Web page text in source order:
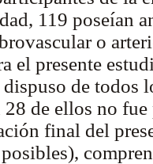
119 poseían
o
el presente
de todos
28 de ellos no
final del